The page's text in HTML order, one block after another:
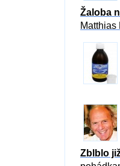
Žaloba
Matthias
Zblblo